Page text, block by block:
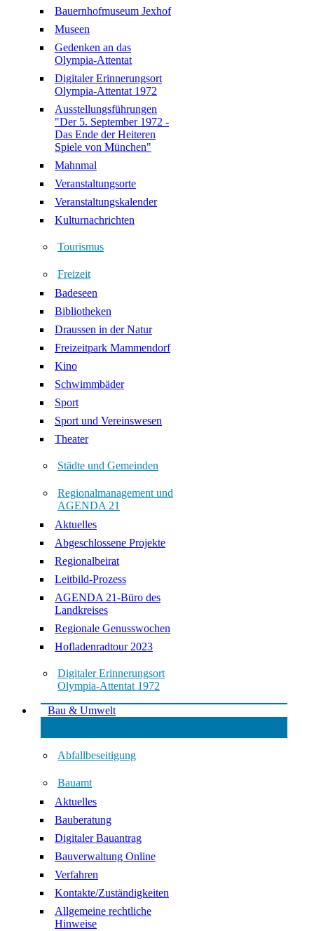
Bauernhofmuseum Jexhof
Museen
Gedenken an das
Olympia-Attentat
Digitaler Erinnerungsort
Olympia-Attentat 1972
Ausstellungsführungen
"Der 5. September 1972 -
Das Ende der Heiteren
Spiele von München"
Mahnmal
Veranstaltungsorte
Veranstaltungskalender
Kulturnachrichten
Tourismus
Freizeit
Badeseen
Bibliotheken
Draussen in der Natur
Freizeitpark Mammendorf
Kino
Schwimmbäder
Sport
Sport und Vereinswesen
Theater
Städte und Gemeinden
Regionalmanagement und
AGENDA 21
Aktuelles
Abgeschlossene Projekte
Regionalbeirat
Leitbild-Prozess
AGENDA 21-Büro des
Landkreises
Regionale Genusswochen
Hofladenradtour 2023
Digitaler Erinnerungsort
Olympia-Attentat 1972
Bau & Umwelt
Abfallbeseitigung
Bauamt
Aktuelles
Bauberatung
Digitaler Bauantrag
Bauverwaltung Online
Verfahren
Kontakte/Zuständigkeiten
Allgemeine rechtliche
Hinweise